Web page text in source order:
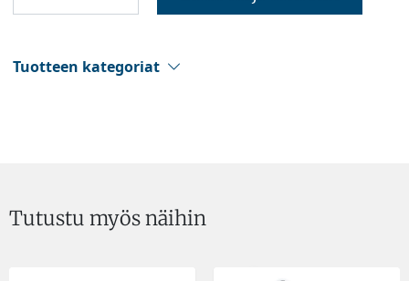
Tuotteen kategoriat
Tutustu myös näihin